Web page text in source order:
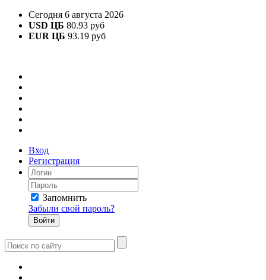
Сегодня 6 августа 2026
USD ЦБ 80.93 руб
EUR ЦБ 93.19 руб
Вход
Регистрация
Запомнить
Забыли свой пароль?